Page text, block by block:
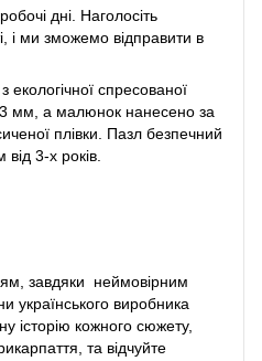
дні. Наголосіть
і ми зможемо відправити в
екологічної спресованої
мм, а малюнок нанесено за
плівки. Пазл безпечний
від 3-х років.
завдяки неймовірним
українського виробника
історію кожного сюжету,
та відчуйте